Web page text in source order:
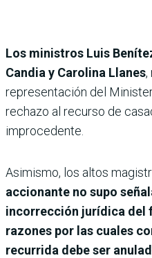
Los ministros Luis
Candia y Carolina Llanes,
representación del
rechazo al recurso de
improcedente.
Asimismo, los altos
accionante no supo
incorrección jurídica del
razones por las cuales
recurrida debe ser